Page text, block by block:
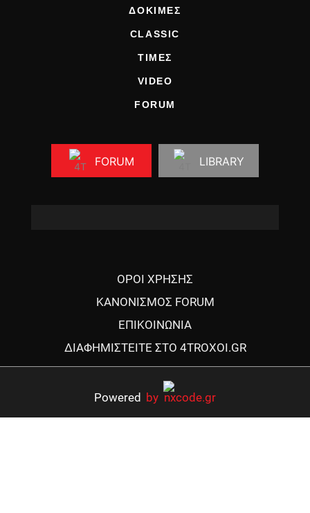
ΔΟΚΙΜΕΣ
CLASSIC
ΤΙΜΕΣ
VIDEO
FORUM
FORUM LIBRARY
ΟΡΟΙ ΧΡΗΣΗΣ
ΚΑΝΟΝΙΣΜΟΣ FORUM
ΕΠΙΚΟΙΝΩΝΙΑ
ΔΙΑΦΗΜΙΣΤΕΙΤΕ ΣΤΟ 4TROXOI.GR
Powered by